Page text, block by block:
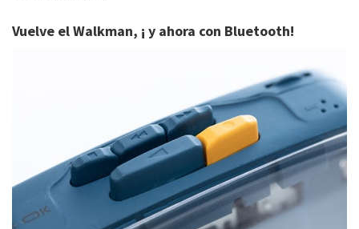
Vuelve el Walkman, ¡ y ahora con Bluetooth!